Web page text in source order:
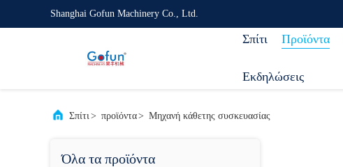
Shanghai Gofun Machinery Co., Ltd.
Σπίτι Προϊόντα
Εκδηλώσεις
Σπίτι> προϊόντα> Μηχανή κάθετης συσκευασίας
Όλα τα προϊόντα